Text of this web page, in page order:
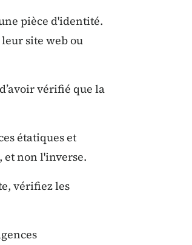
pièce d'identité.
site web ou
vérifié que la
étatiques et
et non l'inverse.
vérifiez les